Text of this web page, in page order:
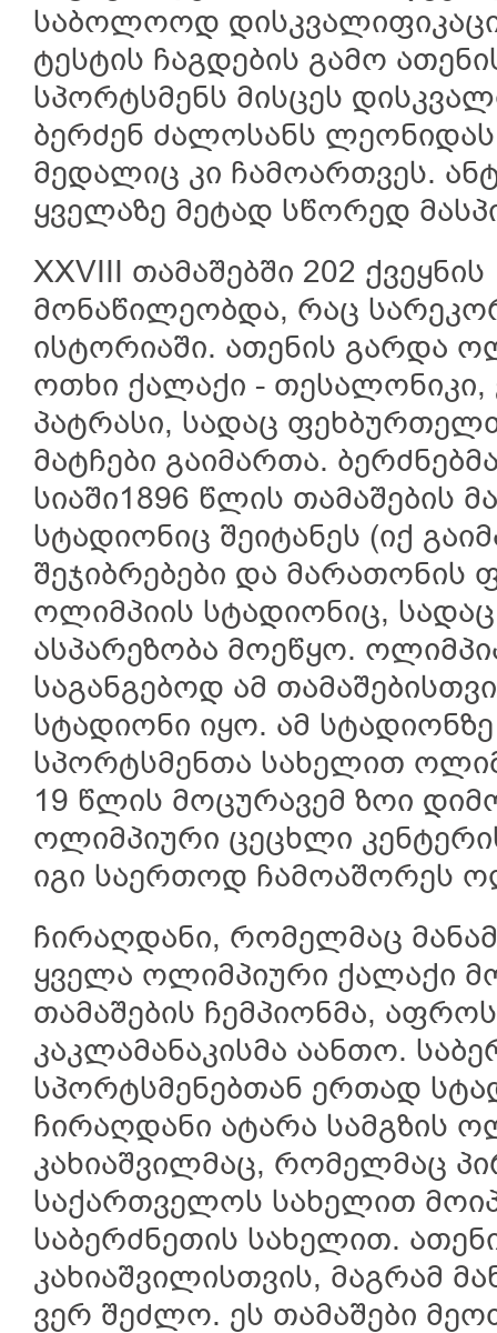
საბოლოოდ
ტესტის ჩაგდების გამო
სპორტსმენს მისცეს
ბერძენ ძალოსანს
მედალიც კი ჩამოართვეს.
ყველაზე მეტად სწორედ
XXVIII თამაშებში 202
მონაწილეობდა, რაც
ისტორიაში. ათენის გარდა
ოთხი ქალაქი -
პატრასი, სადაც
მატჩები გაიმართა.
სიაში1896 წლის თამაშების
სტადიონიც შეიტანეს (იქ
შეჯიბრებები და მარათონის
ოლიმპიის სტადიონიც,
ასპარეზობა მოეწყო.
საგანგებოდ ამ
სტადიონი იყო. ამ
სპორტსმენთა სახელით
19 წლის მოცურავემ ზოი
ოლიმპიური ცეცხლი
იგი საერთოდ ჩამოაშორეს
ჩირაღდანი, რომელმაც
ყველა ოლიმპიური ქალაქი
თამაშების ჩემპიონმა,
კაკლამანაკისმა აანთო.
სპორტსმენებთან ერთად
ჩირაღდანი ატარა სამგზის
კახიაშვილმაც, რომელმაც
საქართველოს სახელით
საბერძნეთის სახელით.
კახიაშვილისთვის, მაგრამ
ვერ შეძლო. ეს თამაშები